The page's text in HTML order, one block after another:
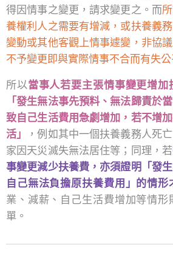
得因情事之變更，請求變更之。而
養權利人之需要有增減，或扶養義
變動或其他客觀上情事遽變，非協
不予變更即與實際情事不合而有失
所以當事人若要主張情事變更增加
「發生無法事先預料、無法歸責於
致自己生活費用急劇增加，若不增
活」
，例如其中一個扶養義務人死
家因天災滅失無法居住等；同理，若
事變更減少扶養費，亦須證明「發
自己無法負擔原扶養費用」的情形
業、減薪、自己生活費增加等情形
單。